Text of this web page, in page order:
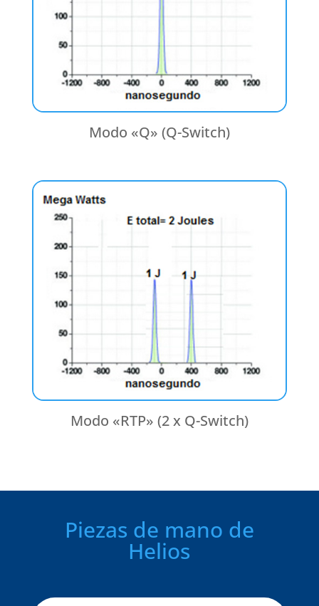
Modo «Q» (Q-Switch)
Modo «RTP» (2 x Q-Switch)
Piezas de mano de
Helios